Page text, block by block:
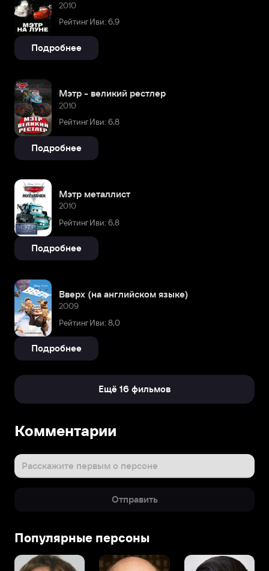
2010
Рейтинг Иви: 6,9
Подробнее
Мэтр - великий рестлер
2010
Рейтинг Иви: 6,8
Подробнее
Мэтр металлист
2010
Рейтинг Иви: 6,8
Подробнее
Вверх (на английском языке)
2009
Рейтинг Иви: 8,0
Подробнее
Ещё 16 фильмов
Комментарии
Расскажите первым о персоне
Отправить
Популярные персоны